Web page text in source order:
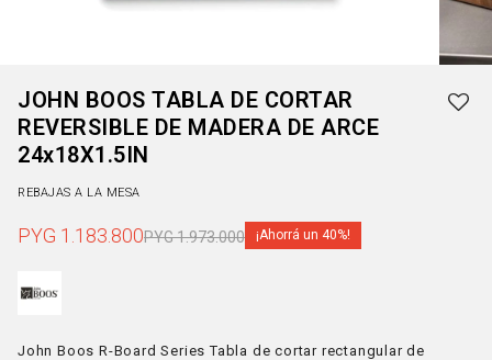
JOHN BOOS TABLA DE CORTAR
REVERSIBLE DE MADERA DE ARCE
24x18X1.5IN
REBAJAS A LA MESA
PYG 1.183.800PYG1.973.000 40
John Boos R-Board Series Tabla de cortar rectangular de